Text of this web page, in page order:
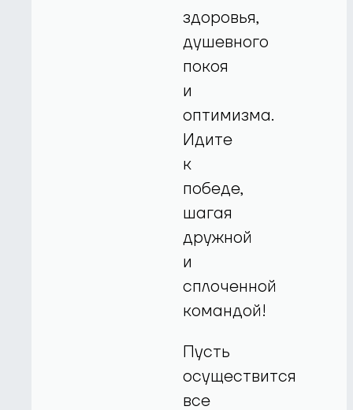
здоровья,
душевного
покоя
и
оптимизма.
Идите
к
победе,
шагая
дружной
и
сплоченной
командой!
Пусть
осуществится
все